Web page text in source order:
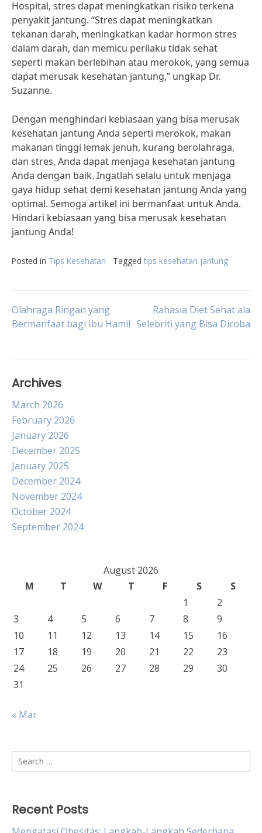
Hospital, stres dapat meningkatkan risiko terkena
penyakit jantung. “Stres dapat meningkatkan
tekanan darah, meningkatkan kadar hormon stres
dalam darah, dan memicu perilaku tidak sehat
seperti makan berlebihan atau merokok, yang semua
dapat merusak kesehatan jantung,” ungkap Dr.
Suzanne.
Dengan menghindari kebiasaan yang bisa merusak
kesehatan jantung Anda seperti merokok, makan
makanan tinggi lemak jenuh, kurang berolahraga,
dan stres, Anda dapat menjaga kesehatan jantung
Anda dengan baik. Ingatlah selalu untuk menjaga
gaya hidup sehat demi kesehatan jantung Anda yang
optimal. Semoga artikel ini bermanfaat untuk Anda.
Hindari kebiasaan yang bisa merusak kesehatan
jantung Anda!
Posted in Tips Kesehatan Tagged tips kesehatan jantung
Post
Olahraga Ringan yang
Bermanfaat bagi Ibu Hamil
Rahasia Diet Sehat ala
Selebriti yang Bisa Dicoba
Archives
March 2026
February 2026
January 2026
December 2025
January 2025
December 2024
November 2024
October 2024
September 2024
August 2026
M
T W T F S
S
1
2
3
4 5 6 7 8
9
10
11 12 13 14 15
16
17
18 19 20 21 22
23
24
25 26 27 28 29
30
31
« Mar
Search
for:
Recent Posts